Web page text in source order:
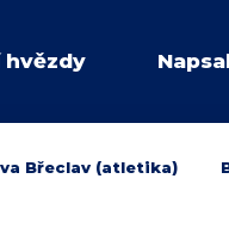
Břeclav (atletika)